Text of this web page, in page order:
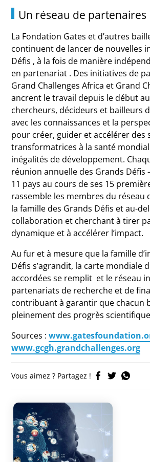
Un réseau de partenaires
La Fondation Gates et d’autres
continuent de lancer de nouvelles
Défis , à la fois de manière
en partenariat . Des initiatives de
Grand Challenges Africa et Grand
ancrent le travail depuis le début
chercheurs, décideurs et bailleurs
avec les connaissances et la
pour créer, guider et accélérer des
transformatrices à la santé
inégalités de développement.
réunion annuelle des Grands Défis
11 pays au cours de ses 15
rassemble les membres du réseau
la famille des Grands Défis et au-
collaboration et cherchant à tirer
dynamique et à accélérer l’impact.
Au fur et à mesure que la famille
Défis s’agrandit, la carte mondiale
accordées se remplit et le réseau
partenariats de recherche et de
contribuant à garantir que chacun
pleinement des progrès
Sources :
www.gcgh.grandchallenges.org
Vous aimez ? Partagez !